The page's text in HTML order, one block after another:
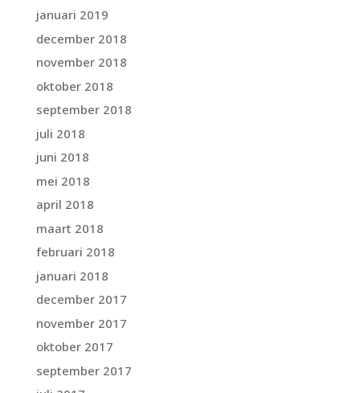
januari 2019
december 2018
november 2018
oktober 2018
september 2018
juli 2018
juni 2018
mei 2018
april 2018
maart 2018
februari 2018
januari 2018
december 2017
november 2017
oktober 2017
september 2017